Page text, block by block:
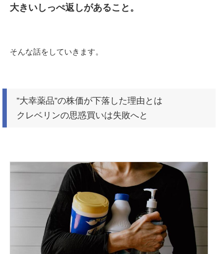
大きいしっぺ返しがあること。
そんな話をしていきます。
”大幸薬品”の株価が下落した理由とは
クレベリンの思惑買いは失敗へと